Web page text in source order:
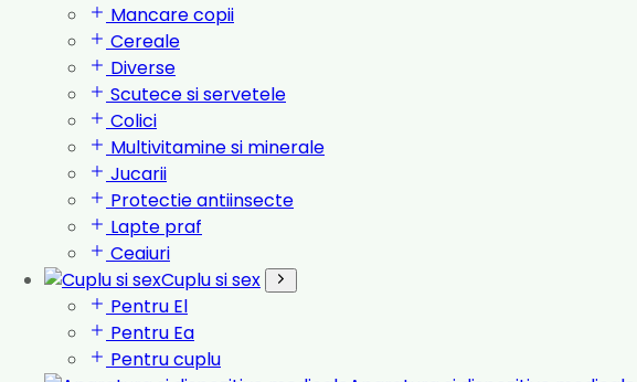
Mancare copii
Cereale
Diverse
Scutece si servetele
Colici
Multivitamine si minerale
Jucarii
Protectie antiinsecte
Lapte praf
Ceaiuri
Cuplu si sex
Pentru El
Pentru Ea
Pentru cuplu